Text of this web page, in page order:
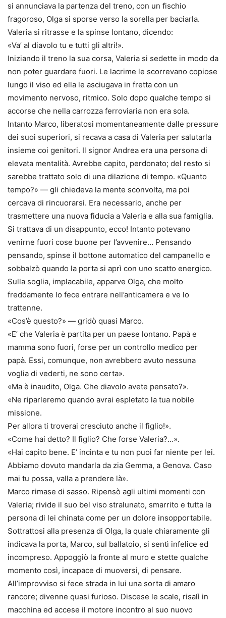
si annunciava la partenza del treno, con un fischio
fragoroso, Olga si sporse verso la sorella per baciarla.
Valeria si ritrasse e la spinse lontano, dicendo:
«Va’ al diavolo tu e tutti gli altri!».
Iniziando il treno la sua corsa, Valeria si sedette in modo da
non poter guardare fuori. Le lacrime le scorrevano copiose
lungo il viso ed ella le asciugava in fretta con un
movimento nervoso, ritmico. Solo dopo qualche tempo si
accorse che nella carrozza ferroviaria non era sola.
Intanto Marco, liberatosi momentaneamente dalle pressure
dei suoi superiori, si recava a casa di Valeria per salutarla
insieme coi genitori. Il signor Andrea era una persona di
elevata mentalità. Avrebbe capito, perdonato; del resto si
sarebbe trattato solo di una dilazione di tempo. «Quanto
tempo?» — gli chiedeva la mente sconvolta, ma poi
cercava di rincuorarsi. Era necessario, anche per
trasmettere una nuova fiducia a Valeria e alla sua famiglia.
Si trattava di un disappunto, ecco! Intanto potevano
venirne fuori cose buone per l’avvenire… Pensando
pensando, spinse il bottone automatico del campanello e
sobbalzò quando la porta si aprì con uno scatto energico.
Sulla soglia, implacabile, apparve Olga, che molto
freddamente lo fece entrare nell’anticamera e ve lo
trattenne.
«Cos’è questo?» — gridò quasi Marco.
«E’ che Valeria è partita per un paese lontano. Papà e
mamma sono fuori, forse per un controllo medico per
papà. Essi, comunque, non avrebbero avuto nessuna
voglia di vederti, ne sono certa».
«Ma è inaudito, Olga. Che diavolo avete pensato?».
«Ne riparleremo quando avrai espletato la tua nobile
missione.
Per allora ti troverai cresciuto anche il figlio!».
«Come hai detto? Il figlio? Che forse Valeria?…».
«Hai capito bene. E’ incinta e tu non puoi far niente per lei.
Abbiamo dovuto mandarla da zia Gemma, a Genova. Caso
mai tu possa, valla a prendere là».
Marco rimase di sasso. Ripensò agli ultimi momenti con
Valeria; rivide il suo bel viso stralunato, smarrito e tutta la
persona di lei chinata come per un dolore insopportabile.
Sottrattosi alla presenza di Olga, la quale chiaramente gli
indicava la porta, Marco, sul ballatoio, si sentì infelice ed
incompreso. Appoggiò la fronte al muro e stette qualche
momento così, incapace di muoversi, di pensare.
All’improvviso si fece strada in lui una sorta di amaro
rancore; divenne quasi furioso. Discese le scale, risalì in
macchina ed accese il motore incontro al suo nuovo